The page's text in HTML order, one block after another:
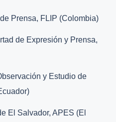
Prensa, FLIP (Colombia)
de Expresión y Prensa,
y Estudio de
El Salvador, APES (El